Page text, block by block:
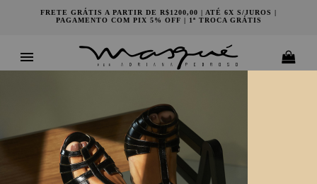
FRETE GRÁTIS A PARTIR DE R$1200,00 | ATÉ 6X S/JUROS |
PAGAMENTO COM PIX 5% OFF | 1ª TROCA GRÁTIS